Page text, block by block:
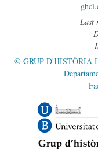
Last
© GRUP D'HISTÒRIA